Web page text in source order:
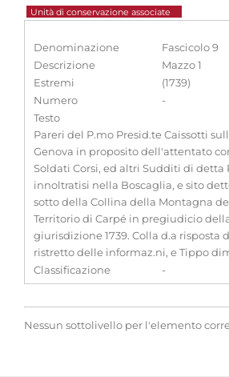
Unità di conservazione associate
Denominazione
Fascicolo 9
Descrizione
Mazzo 1
Estremi
(1739)
Numero
-
Testo
Pareri del P.mo Presid.te Caissotti
Genova in proposito dell'attentato
Soldati Corsi, ed altri Sudditi di detta
innoltratisi nella Boscaglia, e sito
sotto della Collina della Montagna
Territorio di Carpé in pregiudicio
giurisdizione 1739. Colla d.a risposta
ristretto delle informaz.ni, e Tippo
Classificazione
-
Nessun sottolivello per l'elemento